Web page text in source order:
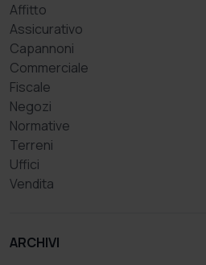
Affitto
Assicurativo
Capannoni
Commerciale
Fiscale
Negozi
Normative
Terreni
Uffici
Vendita
ARCHIVI